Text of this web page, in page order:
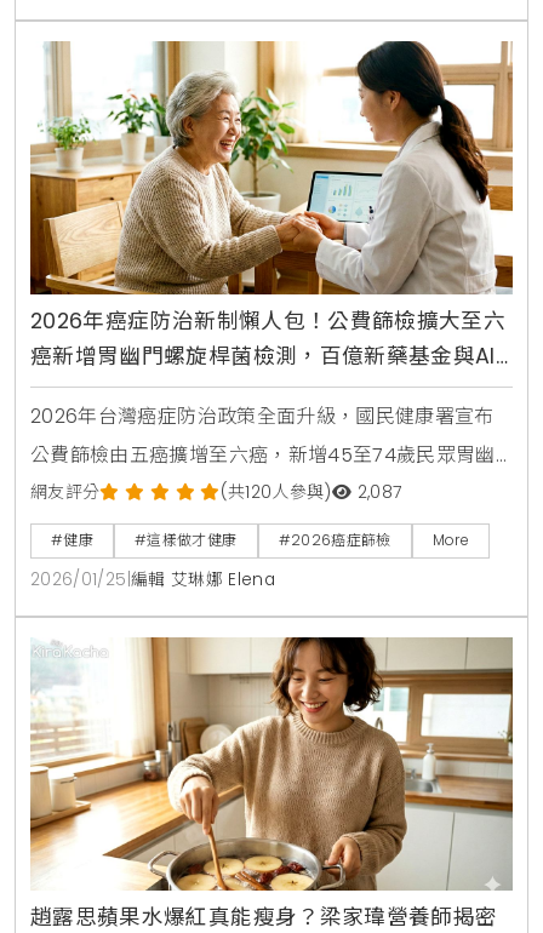
2026年癌症防治新制懶人包！公費篩檢擴大至六
癌新增胃幽門螺旋桿菌檢測，百億新藥基金與AI
技術到位，守護全家人健康
2026年台灣癌症防治政策全面升級，國民健康署宣布
公費篩檢由五癌擴增至六癌，新增45至74歲民眾胃幽
門螺旋桿菌檢測。政府同時投入百億癌症新藥基金，導
入AI精準醫療技術提升篩檢品質，並針對肺癌、乳癌等
高發癌症提供更完善照護。
網友評分 (共120人參與) 2,087
#健康 #這樣做才健康 #2026癌症篩檢 More
2026/01/25 編輯 艾琳娜 Elena
趙露思蘋果水爆紅真能瘦身？梁家瑋營養師揭密